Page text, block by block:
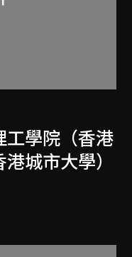
工學院（香港
城市大學）